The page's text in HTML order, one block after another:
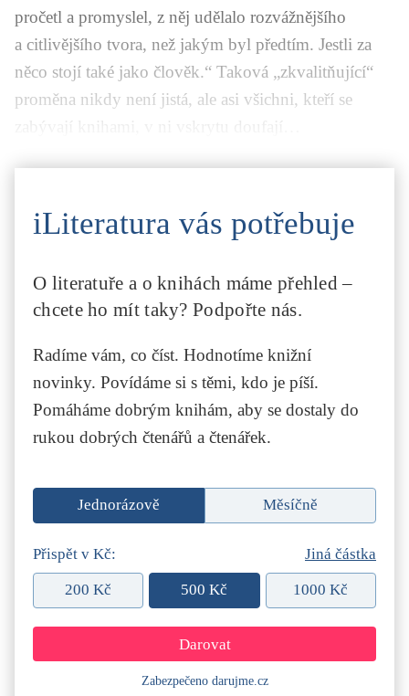
pročetl a promyslel, z něj udělalo rozvážnějšího
a citlivějšího tvora, než jakým byl předtím. Jestli za
něco stojí také jako člověk.“ Taková „zkvalitňující“
proměna nikdy není jistá, ale asi všichni, kteří se
iLiteratura vás potřebuje
O literatuře a o knihách máme přehled –
chcete ho mít taky? Podpořte nás.
Radíme vám, co číst. Hodnotíme knižní
novinky. Povídáme si s těmi, kdo je píší.
Pomáháme dobrým knihám, aby se dostaly do
rukou dobrých čtenářů a čtenářek.
Jednorázově Měsíčně
Přispět v Kč: Jiná částka
200 Kč 500 Kč 1000 Kč
Zabezpečeno darujme.cz